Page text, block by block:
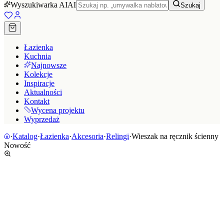
Wyszukiwarka AIAI Szukaj
Łazienka
Kuchnia
Najnowsze
Kolekcje
Inspiracje
Aktualności
Kontakt
Wycena projektu
Wyprzedaż
·Katalog·Łazienka·Akcesoria·Relingi·Wieszak na ręcznik ścienny
Nowość